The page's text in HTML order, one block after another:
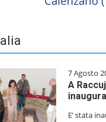
7 Agosto
A
E’ stata